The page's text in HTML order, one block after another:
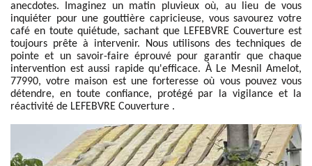
anecdotes. Imaginez un matin pluvieux où, au lieu de vous
inquiéter pour une gouttière capricieuse, vous savourez votre
café en toute quiétude, sachant que LEFEBVRE Couverture est
toujours prête à intervenir. Nous utilisons des techniques de
pointe et un savoir-faire éprouvé pour garantir que chaque
intervention est aussi rapide qu'efficace. À Le Mesnil Amelot,
77990, votre maison est une forteresse où vous pouvez vous
détendre, en toute confiance, protégé par la vigilance et la
réactivité de LEFEBVRE Couverture .